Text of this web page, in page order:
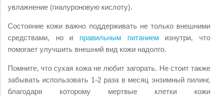
увлажнение (гиалуроновую кислоту).
Состояние кожи важно поддерживать не только внешними
средствами, но и правильным питаниемизнутри, что
помогает улучшить внешний вид кожи надолго.
Помните, что сухая кожа не любит загорать. Не стоит также
забывать использовать 1-2 раза в месяц энзимный пилинг,
благодаря которому мертвые клетки кожи